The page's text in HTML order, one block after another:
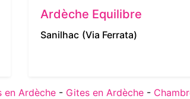
Ardèche Equilibre
Sanilhac (Via Ferrata)
en Ardèche - Gites en Ardèche -